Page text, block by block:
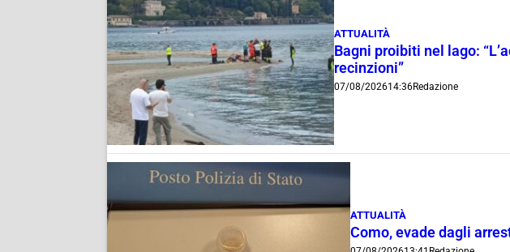
ATTUALITÀ
Bagni proibiti nel lago:
recinzioni”
07/08/202614:36Redazione
ATTUALITÀ
Como, evade dagli